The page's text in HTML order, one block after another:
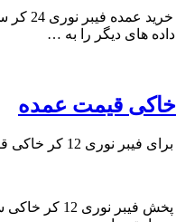
های دیگر را به …
برای فیبر نوری 12 کر خاکی قیمت عمده
مجموعه